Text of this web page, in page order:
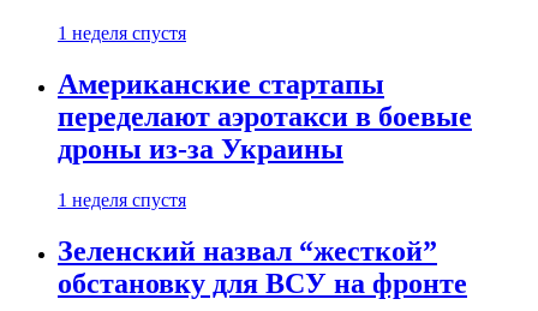
1 неделя спустя
Американские стартапы
переделают аэротакси в боевые
дроны из-за Украины
1 неделя спустя
Зеленский назвал “жесткой”
обстановку для ВСУ на фронте